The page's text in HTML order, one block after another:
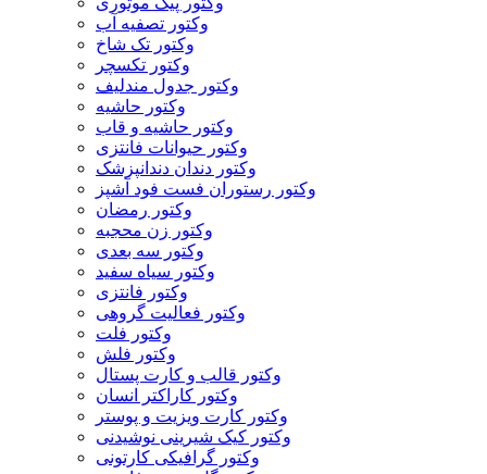
وکتور تصفیه آب
وکتور تک شاخ
وکتور تکسچر
وکتور جدول مندلیف
وکتور حاشیه
وکتور حاشیه و قاب
وکتور حیوانات فانتزی
وکتور دندان دندانپزشک
وکتور رستوران فست فود آشپز
وکتور رمضان
وکتور زن محجبه
وکتور سه بعدی
وکتور سیاه سفید
وکتور فانتزی
وکتور فعالیت گروهی
وکتور فلت
وکتور فلش
وکتور قالب و کارت پستال
وکتور کاراکتر انسان
وکتور کارت ویزیت و پوستر
وکتور کیک شیرینی نوشیدنی
وکتور گرافیکی کارتونی